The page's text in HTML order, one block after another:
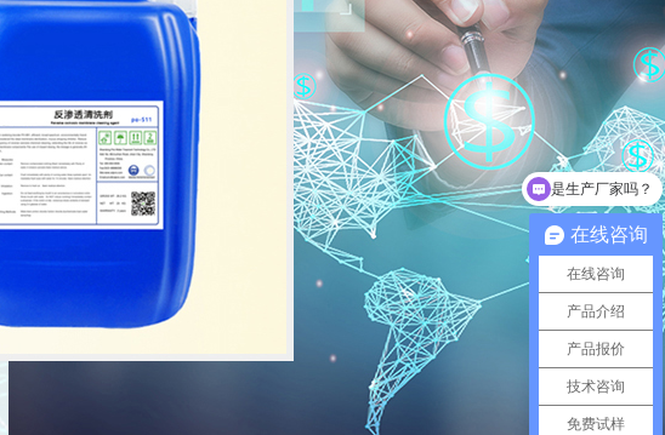
在线咨询
在线咨询
产品介绍
产品报价
技术咨询
免费试样
可以介绍一下你们的产品吗？